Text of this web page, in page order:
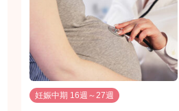
妊娠中期 16週～27週